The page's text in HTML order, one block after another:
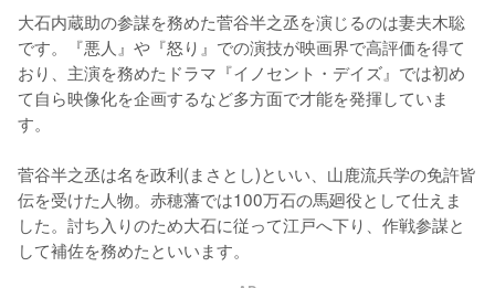
大石内蔵助の参謀を務めた菅谷半之丞を演じるのは妻夫木聡
です。『悪人』や『怒り』での演技が映画界で高評価を得て
おり、主演を務めたドラマ『イノセント・デイズ』では初め
て自ら映像化を企画するなど多方面で才能を発揮していま
す。
菅谷半之丞は名を政利(まさとし)といい、山鹿流兵学の免許皆
伝を受けた人物。赤穂藩では100万石の馬廻役として仕えま
した。討ち入りのため大石に従って江戸へ下り、作戦参謀と
して補佐を務めたといいます。